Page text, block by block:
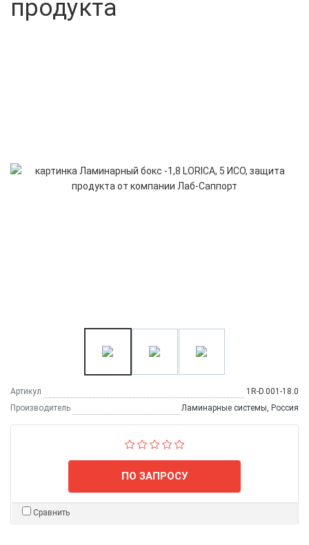
продукта
Артикул
1R-D.001-18.0
Производитель
Ламинарные системы, Россия
ПО ЗАПРОСУ
Сравнить